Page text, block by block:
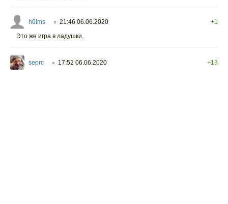
h0lms ○ 21:46 06.06.2020
+1
Это же игра в ладушки.
seprc ○ 17:52 06.06.2020 +13